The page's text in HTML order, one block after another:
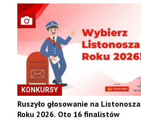
KONKURSY
Ruszyło głosowanie na Listonosza
Roku 2026. Oto 16 finalistów